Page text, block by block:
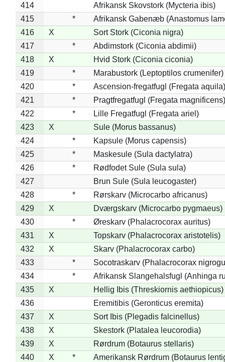
414
Afrikansk Skovstork (Mycteria ibis)
415
*
Afrikansk Gabenæb (Anastomus
416
X
Sort Stork (Ciconia nigra)
417
*
Abdimstork (Ciconia abdimii)
418
X
Hvid Stork (Ciconia ciconia)
419
*
Marabustork (Leptoptilos crumenifer)
420
*
Ascension-fregatfugl (Fregata aquila)
421
*
Pragtfregatfugl (Fregata magnificens)
422
*
Lille Fregatfugl (Fregata ariel)
423
X
Sule (Morus bassanus)
424
*
Kapsule (Morus capensis)
425
*
Maskesule (Sula dactylatra)
426
*
Rødfodet Sule (Sula sula)
427
Brun Sule (Sula leucogaster)
428
*
Rørskarv (Microcarbo africanus)
429
X
Dværgskarv (Microcarbo pygmaeus)
430
*
Øreskarv (Phalacrocorax auritus)
431
X
Topskarv (Phalacrocorax aristotelis)
432
X
Skarv (Phalacrocorax carbo)
433
*
Socotraskarv (Phalacrocorax
434
*
Afrikansk Slangehalsfugl (Anhinga
435
X
Hellig Ibis (Threskiornis aethiopicus)
436
Eremitibis (Geronticus eremita)
437
X
Sort Ibis (Plegadis falcinellus)
438
X
Skestork (Platalea leucorodia)
439
X
Rørdrum (Botaurus stellaris)
440
X * Amerikansk Rørdrum (Botaurus